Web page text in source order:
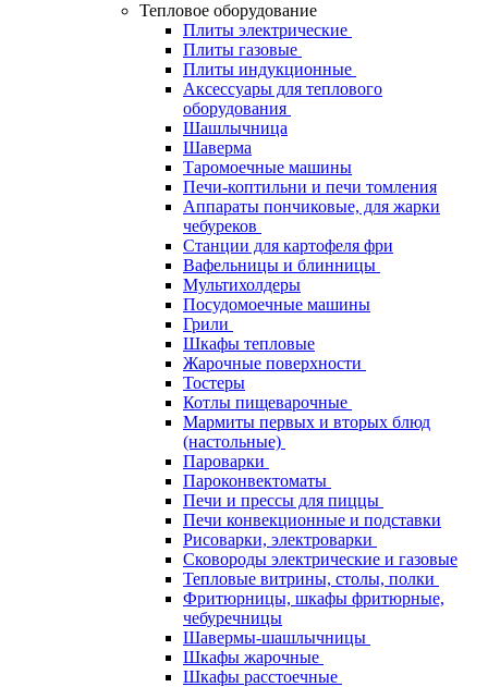
Тепловое оборудование
Плиты электрические
Плиты газовые
Плиты индукционные
Аксессуары для теплового
оборудования
Шашлычница
Шаверма
Таромоечные машины
Печи-коптильни и печи томления
Аппараты пончиковые, для жарки
чебуреков
Станции для картофеля фри
Вафельницы и блинницы
Мультихолдеры
Посудомоечные машины
Грили
Шкафы тепловые
Жарочные поверхности
Тостеры
Котлы пищеварочные
Мармиты первых и вторых блюд
(настольные)
Пароварки
Пароконвектоматы
Печи и прессы для пиццы
Печи конвекционные и подставки
Рисоварки, электроварки
Сковороды электрические и газовые
Тепловые витрины, столы, полки
Фритюрницы, шкафы фритюрные,
чебуречницы
Шавермы-шашлычницы
Шкафы жарочные
Шкафы расстоечные